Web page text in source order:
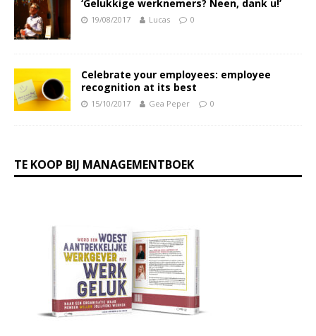
‘Gelukkige werknemers? Neen, dank u!’
19/08/2017 Lucas 0
Celebrate your employees: employee
recognition at its best
15/10/2017 Gea Peper 0
TE KOOP BIJ MANAGEMENTBOEK